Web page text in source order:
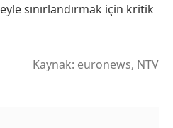
sınırlandırmak için kritik
Kaynak: euronews, NTV